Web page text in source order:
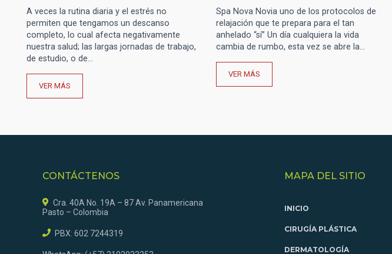
A veces la rutina diaria y el estrés no
permiten que tengamos un descanso
completo, lo cual afecta negativamente
nuestra salud; las largas jornadas de trabajo,
de estudio, o de…
VER MÁS
Spa Nova Novia uno de los protocolos de
relajación que te prepara para el tan
anhelado “sí” Un día cualquiera la vida
cambia de rumbo, esta vez se abre la…
VER MÁS
CONTÁCTENOS
Cra. 40A No. 19A – 87 Av. Panamericana
Pasto – Colombia
PBX: 602 7244319
MAPA DEL SITIO
INICIO
CIRUGÍA PLÁSTICA
DERMATOLOGÍA